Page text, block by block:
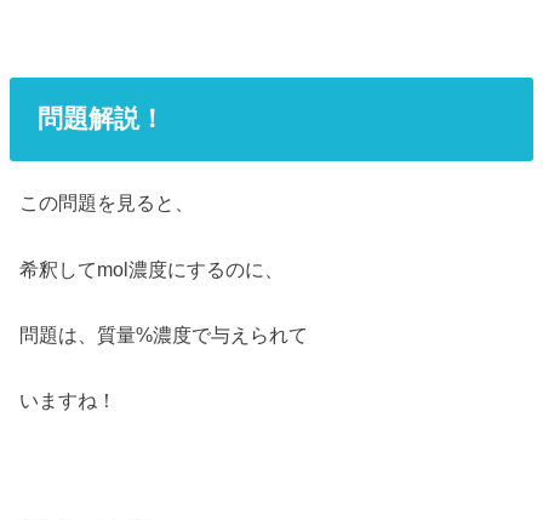
問題解説！
この問題を見ると、
希釈してmol濃度にするのに、
問題は、質量%濃度で与えられて
いますね！